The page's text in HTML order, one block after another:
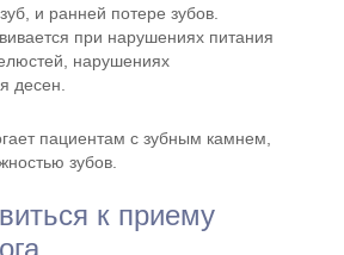
и ранней потере зубов.
при нарушениях питания
нарушениях
десен.
пациентам с зубным камнем,
зубов.
к приему